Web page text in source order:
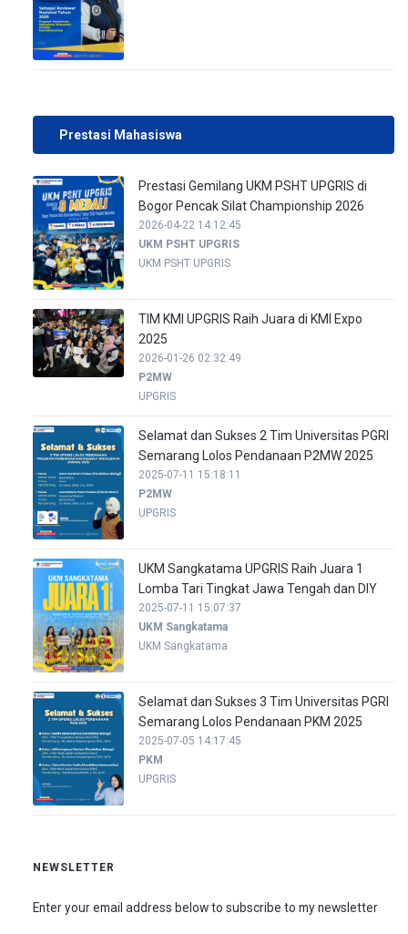
Prestasi Mahasiswa
Prestasi Gemilang UKM PSHT UPGRIS di
Bogor Pencak Silat Championship 2026
2026-04-22 14:12:45
UKM PSHT UPGRIS
UKM PSHT UPGRIS
TIM KMI UPGRIS Raih Juara di KMI Expo
2025
2026-01-26 02:32:49
P2MW
UPGRIS
Selamat dan Sukses 2 Tim Universitas PGRI
Semarang Lolos Pendanaan P2MW 2025
2025-07-11 15:18:11
P2MW
UPGRIS
UKM Sangkatama UPGRIS Raih Juara 1
Lomba Tari Tingkat Jawa Tengah dan DIY
2025-07-11 15:07:37
UKM Sangkatama
UKM Sangkatama
Selamat dan Sukses 3 Tim Universitas PGRI
Semarang Lolos Pendanaan PKM 2025
2025-07-05 14:17:45
PKM
UPGRIS
NEWSLETTER
Enter your email address below to subscribe to my newsletter